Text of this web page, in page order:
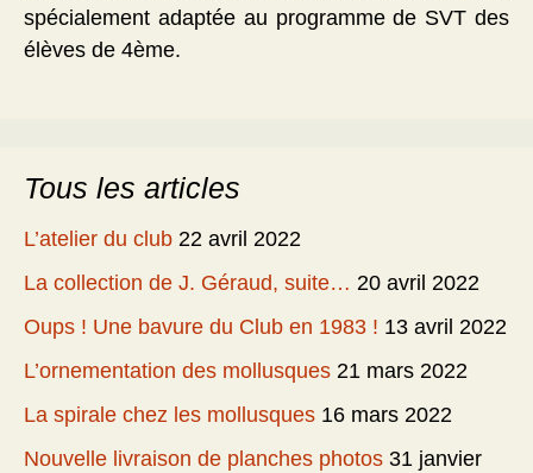
spécialement adaptée au programme de SVT des
élèves de 4ème.
Tous les articles
L’atelier du club 22 avril 2022
La collection de J. Géraud, suite… 20 avril 2022
Oups ! Une bavure du Club en 1983 ! 13 avril 2022
L’ornementation des mollusques 21 mars 2022
La spirale chez les mollusques 16 mars 2022
Nouvelle livraison de planches photos 31 janvier